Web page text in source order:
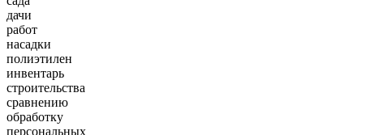
дачи
работ
насадки
полиэтилен
инвентарь
строительства
сравнению
обработку
персональных